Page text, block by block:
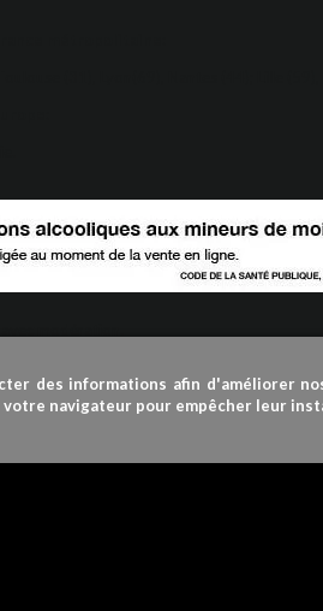
des informations afin d'améliorer
navigateur pour empêcher leur